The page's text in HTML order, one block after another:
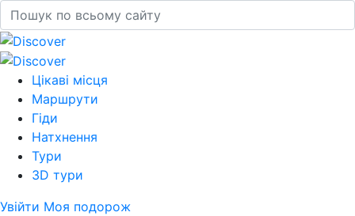
Цікаві місця
Маршрути
Гіди
Натхнення
Тури
3D тури
Увійти Моя подорож